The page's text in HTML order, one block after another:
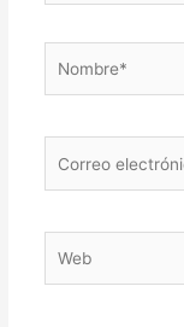
electrónico*